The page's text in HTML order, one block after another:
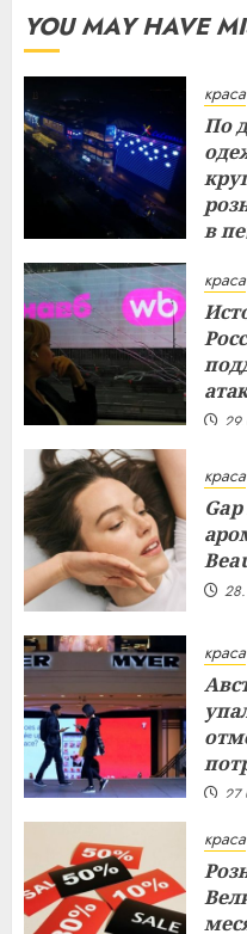
YOU MAY HAVE
краса
По
в
краса
краса
краса
краса